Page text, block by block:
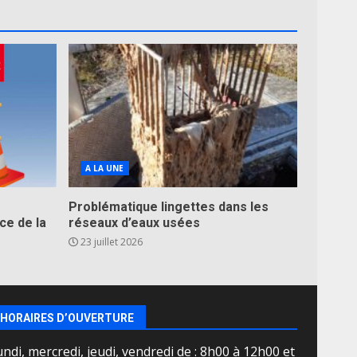
de la
A LA UNE
Problématique lingettes dans les
réseaux d’eaux usées
23 juillet 2026
HORAIRES D’OUVERTURE
mercredi, jeudi, vendredi de : 8h00 à 12h00 et